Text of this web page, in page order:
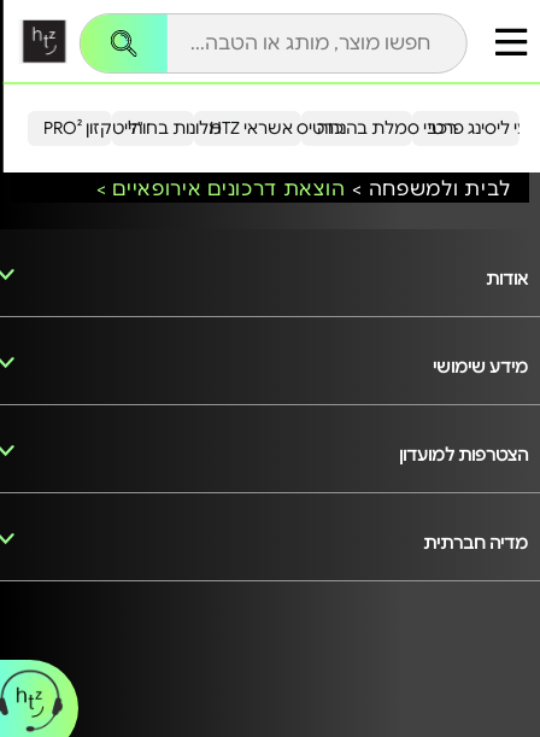
הייטקזון PRO²מלונות בחו"ל כרטיס אשראי HTZ ליסינג פרטירכבי סמלת בהנחה
לבית ולמשפחה > הוצאת דרכונים אירופאיים >
אודות
מידע שימושי
הצטרפות למועדון
מדיה חברתית